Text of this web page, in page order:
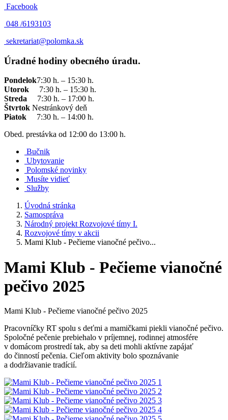
Facebook
048 /6193103
sekretariat@polomka.sk
Úradné hodiny obecného úradu.
Pondelok7:30 h. – 15:30 h.
Utorok 7:30 h. – 15:30 h.
Streda 7:30 h. – 17:00 h.
Štvrtok Nestránkový deň
Piatok
7:30 h. – 14:00 h.
Obed. prestávka od 12:00 do 13:00 h.
Bučnik
Ubytovanie
Polomské novinky
Musíte vidieť
Služby
Úvodná stránka
Samospráva
Národný projekt Rozvojové tímy I.
Rozvojové tímy v akcii
Mami Klub - Pečieme vianočné pečivo...
Mami Klub - Pečieme vianočné
pečivo 2025
Mami Klub - Pečieme vianočné pečivo 2025
Pracovníčky RT spolu s deťmi a mamičkami piekli vianočné pečivo.
Spoločné pečenie prebiehalo v príjemnej, rodinnej atmosfére
v domácom prostredí tak, aby sa deti mohli aktívne zapájať
do činností pečenia. Cieľom aktivity bolo spoznávanie
a dodržiavanie tradícií.